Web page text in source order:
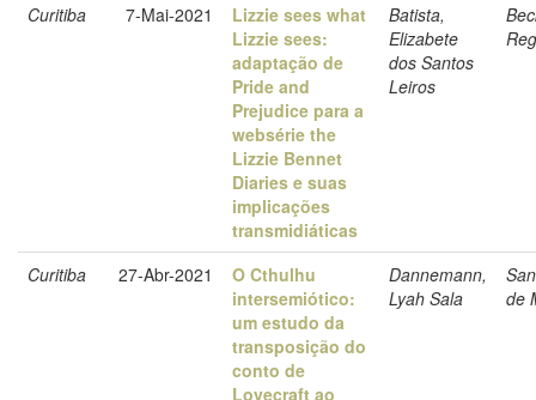
Curitiba 7-Mai-2021
Lizzie sees what
Lizzie sees:
adaptação de
Pride and
Prejudice para a
websérie the
Lizzie Bennet
Diaries e suas
implicações
transmidiáticas
Batista,
Elizabete
dos Santos
Leiros
Curitiba 27-Abr-2021
O Cthulhu
intersemiótico:
um estudo da
transposição do
conto de
Lovecraft ao
Dannemann,
Lyah Sala
de